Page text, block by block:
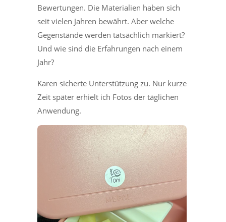
Bewertungen. Die Materialien haben sich
seit vielen Jahren bewährt. Aber welche
Gegenstände werden tatsächlich markiert?
Und wie sind die Erfahrungen nach einem
Jahr?
Karen sicherte Unterstützung zu. Nur kurze
Zeit später erhielt ich Fotos der täglichen
Anwendung.